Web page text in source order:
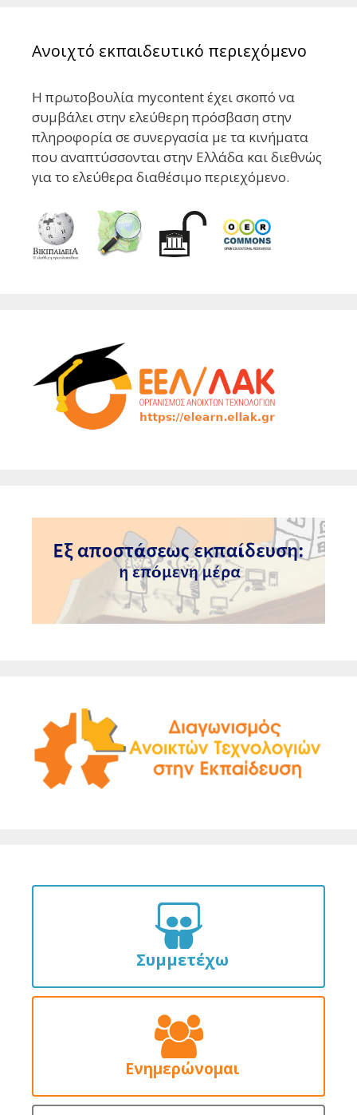
Ανοιχτό εκπαιδευτικό περιεχόμενο
Η πρωτοβουλία mycontent έχει σκοπό να
συμβάλει στην ελεύθερη πρόσβαση στην
πληροφορία σε συνεργασία με τα κινήματα
που αναπτύσσονται στην Ελλάδα και διεθνώς
για το ελεύθερα διαθέσιμο περιεχόμενο.
Συμμετέχω
Ενημερώνομαι